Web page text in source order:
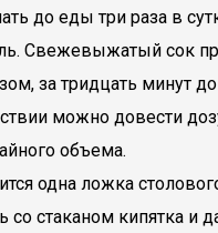
до еды три раза в
Свежевыжатый сок
за тридцать минут
можно довести
объема.
одна ложка
стаканом кипятка и